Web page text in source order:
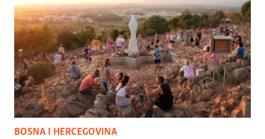
BOSNA I HERCEGOVINA